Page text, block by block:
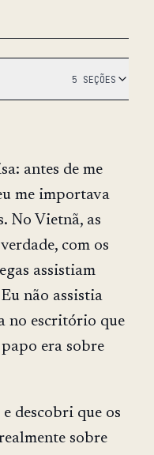
5 SEÇÕES
antes de me
me importava
No Vietnã, as
com os
assistiam
não assistia
no escritório que
era sobre
descobri que os
sobre